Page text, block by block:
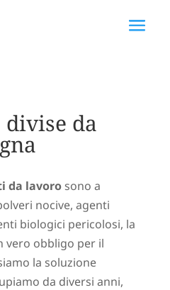
da
da lavorosono a
nocive, agenti
biologici pericolosi, la
vero obbligo per il
la soluzione
da diversi anni,